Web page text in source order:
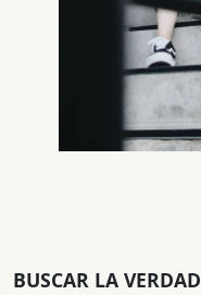
BUSCAR LA VERDAD